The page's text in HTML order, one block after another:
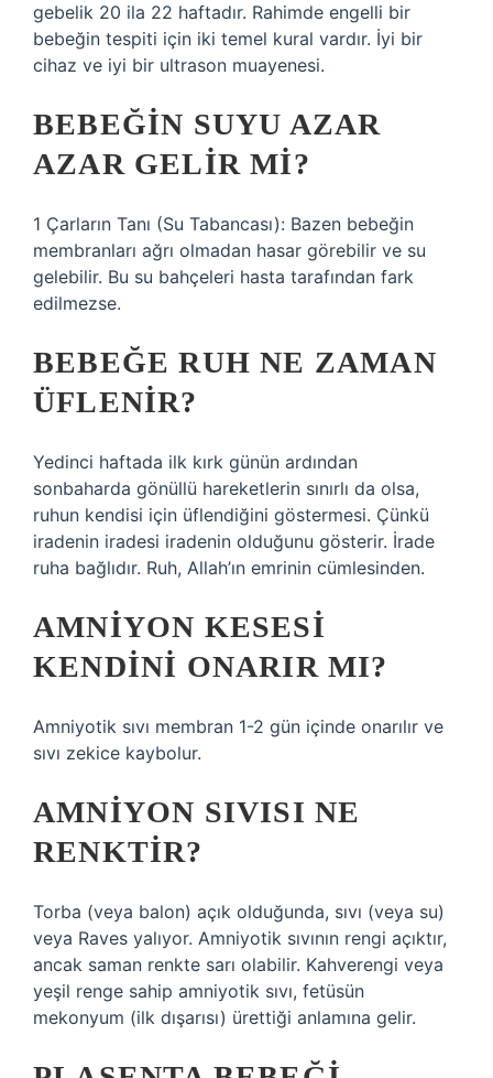
gebelik 20 ila 22 haftadır. Rahimde engelli bir
bebeğin tespiti için iki temel kural vardır. İyi bir
cihaz ve iyi bir ultrason muayenesi.
BEBEĞIN SUYU AZAR
AZAR GELIR MI?
1 Çarların Tanı (Su Tabancası): Bazen bebeğin
membranları ağrı olmadan hasar görebilir ve su
gelebilir. Bu su bahçeleri hasta tarafından fark
edilmezse.
BEBEĞE RUH NE ZAMAN
ÜFLENIR?
Yedinci haftada ilk kırk günün ardından
sonbaharda gönüllü hareketlerin sınırlı da olsa,
ruhun kendisi için üflendiğini göstermesi. Çünkü
iradenin iradesi iradenin olduğunu gösterir. İrade
ruha bağlıdır. Ruh, Allah’ın emrinin cümlesinden.
AMNIYON KESESI
KENDINI ONARIR MI?
Amniyotik sıvı membran 1-2 gün içinde onarılır ve
sıvı zekice kaybolur.
AMNIYON SIVISI NE
RENKTIR?
Torba (veya balon) açık olduğunda, sıvı (veya su)
veya Raves yalıyor. Amniyotik sıvının rengi açıktır,
ancak saman renkte sarı olabilir. Kahverengi veya
yeşil renge sahip amniyotik sıvı, fetüsün
mekonyum (ilk dışarısı) ürettiği anlamına gelir.